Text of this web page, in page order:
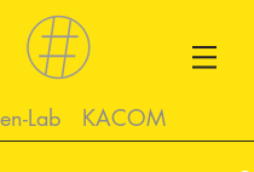
Lab KACOM